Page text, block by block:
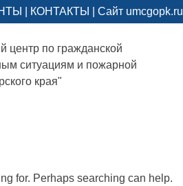
КОНТАКТЫ Сайт umcgopk.ru
центр по гражданской
ситуациям и пожарной
края"
for. Perhaps searching can help.